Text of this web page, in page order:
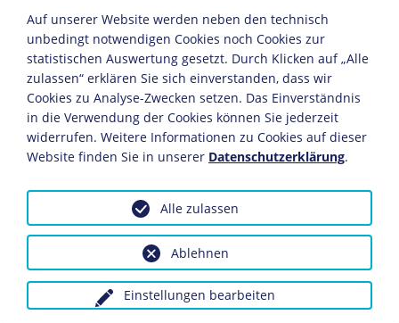
Herausgeber: Reichsministerium des Inneren, Berlin
Deutsches Reich, 1935
Papier
28,5 x 20,5 cm
Bildnachweis: Deutsches Historisches Museum,
Inv.-Nr.: Z 465 -1935,T.1<a>,68/120
Dieses Objekt ist eingebunden in folgende LeMO-Seite:
Naturschutz im Nationalsozialismus
Auf unserer Website werden neben den technisch
unbedingt notwendigen Cookies noch Cookies zur
statistischen Auswertung gesetzt. Durch Klicken auf „Alle
zulassen“ erklären Sie sich einverstanden, dass wir
Cookies zu Analyse-Zwecken setzen. Das Einverständnis
in die Verwendung der Cookies können Sie jederzeit
widerrufen. Weitere Informationen zu Cookies auf dieser
Website finden Sie in unserer Datenschutzerklärung.
Einstellungen bearbeiten
Ablehnen
Alle zulassen